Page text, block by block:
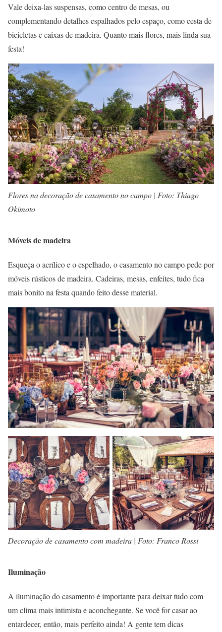
Vale deixa-las suspensas, como centro de mesas, ou
complementando detalhes espalhados pelo espaço, como cesta de
bicicletas e caixas de madeira. Quanto mais flores, mais linda sua
festa!
Flores na decoração de casamento no campo | Foto: Thiago
Okimoto
Móveis de madeira
Esqueça o acrílico e o espelhado, o casamento no campo pede por
móveis rústicos de madeira. Cadeiras, mesas, enfeites, tudo fica
mais bonito na festa quando feito desse material.
Decoração de casamento com madeira | Foto: Franco Rossi
Iluminação
A iluminação do casamento é importante para deixar tudo com
um clima mais intimista e aconchegante. Se você for casar ao
entardecer, então, mais perfeito ainda! A gente tem dicas